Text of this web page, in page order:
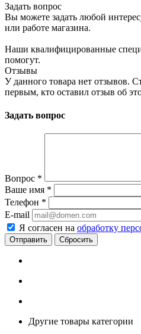
Задать вопрос
Вы можете задать любой
или работе магазина.
Наши квалифицированные
помогут.
Отзывы
У данного товара нет отзывов.
первым, кто оставил отзыв об
Задать вопрос
Вопрос *
Ваше имя *
Телефон *
E-mail
Я согласен на обработку
Сбросить
Другие товары категории